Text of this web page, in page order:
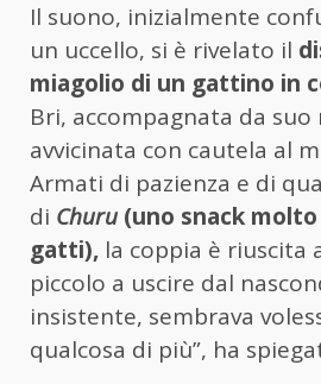
Il suono, inizialmente
un uccello, si è rivelato il
miagolio di un gattino in
Bri, accompagnata da suo
avvicinata con cautela al
Armati di pazienza e di
di Churu (uno snack
gatti), la coppia è riuscita
piccolo a uscire dal
insistente, sembrava
qualcosa di più”, ha